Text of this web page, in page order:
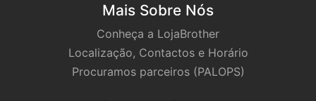
Mais Sobre Nós
Conheça a LojaBrother
Localização, Contactos e Horário
Procuramos parceiros (PALOPS)